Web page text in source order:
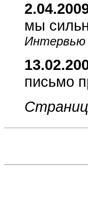
мы
Интервью
письмо